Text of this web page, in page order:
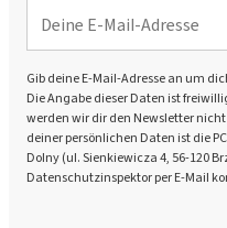
Gib deine E-Mail-Adresse an um
Die Angabe dieser Daten ist
werden wir dir den Newsletter
deiner persönlichen Daten ist die
Dolny (ul. Sienkiewicza 4, 56-120
Datenschutzinspektor per E-Mail